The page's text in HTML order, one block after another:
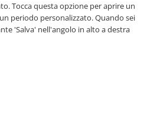
Tocca questa opzione per aprire un
periodo personalizzato. Quando sei
'Salva' nell'angolo in alto a destra